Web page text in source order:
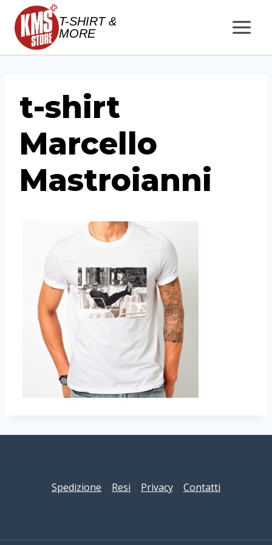
Salta
contenuto
T-SHIRT &
MORE
t-shirt
Marcello
Mastroianni
Spedizione Resi Privacy Contatti